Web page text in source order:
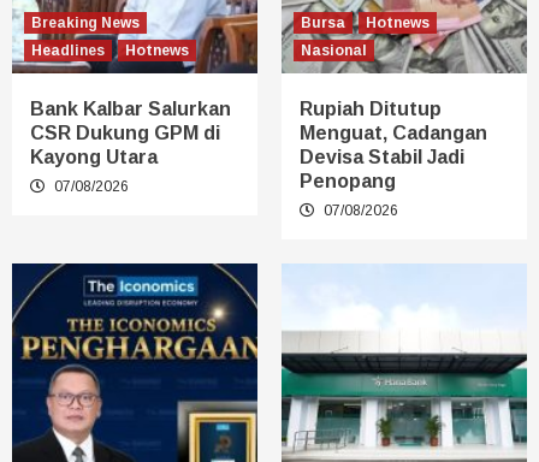
Breaking News
Headlines
Hotnews
Bank Kalbar Salurkan
CSR Dukung GPM di
Kayong Utara
07/08/2026
Bursa
Hotnews
Nasional
Rupiah Ditutup
Menguat, Cadangan
Devisa Stabil Jadi
Penopang
07/08/2026